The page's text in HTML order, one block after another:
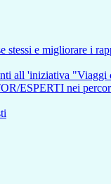
stessi e migliorare i
all 'iniziativa
nei